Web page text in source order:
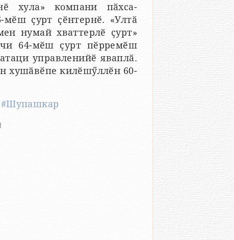
хула» компани пӑхса-
ҫурт ҫӗнтернӗ. «Ултӑ
нумай хваттерлӗ ҫурт»
64-мӗш ҫурт пӗрремӗш
управленийӗ яваплӑ.
хушӑвӗпе килӗшӳллӗн 60-
#Шупашкар